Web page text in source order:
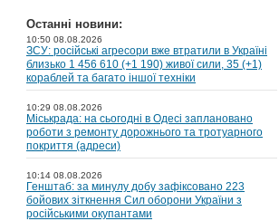
Останні новини:
10:50 08.08.2026
ЗСУ: російські агресори вже втратили в Україні
близько 1 456 610 (+1 190) живої сили, 35 (+1)
кораблей та багато іншої техніки
10:29 08.08.2026
Міськрада: на cьогодні в Одесі заплановано
роботи з ремонту дорожнього та тротуарного
покриття (адреси)
10:14 08.08.2026
Генштаб: за минулу добу зафіксовано 223
бойових зіткнення Сил оборони України з
російськими окупантами